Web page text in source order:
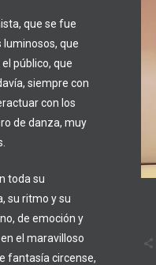
que se fue
luminosos, que
público, que
siempre con
con los
de danza, muy
toda su
su ritmo y su
de emoción y
el maravilloso
fantasía circense,